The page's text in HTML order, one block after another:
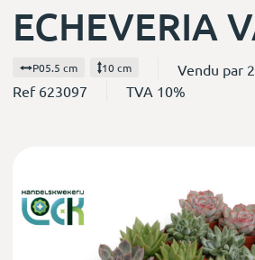
ECHEVERIA
P05.5 cm 10 cm
Vendu par
Ref 623097
TVA 10%